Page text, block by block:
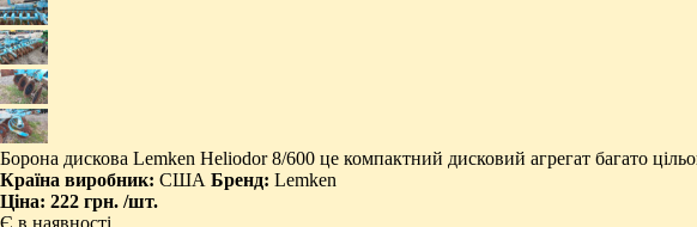
Борона дискова Lemken Heliodor 8/600 це компактний дисковий агрегат багато
Країна виробник: США Бренд: Lemken
Ціна: 222 грн. /шт.
Є в наявності